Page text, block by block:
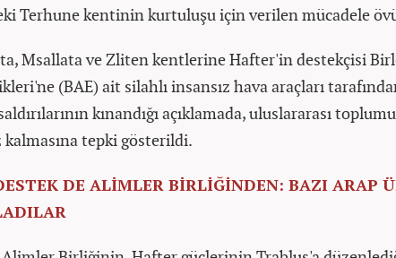
Terhune kentinin kurtuluşu için verilen mücadele
Msallata ve Zliten kentlerine Hafter'in destekçisi
(BAE) ait silahlı insansız hava araçları
kınandığı açıklamada, uluslararası
kalmasına tepki gösterildi.
DE ALİMLER BİRLİĞİNDEN: BAZI ARAP